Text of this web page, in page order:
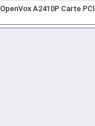
OpenVox A2410P Carte PCI